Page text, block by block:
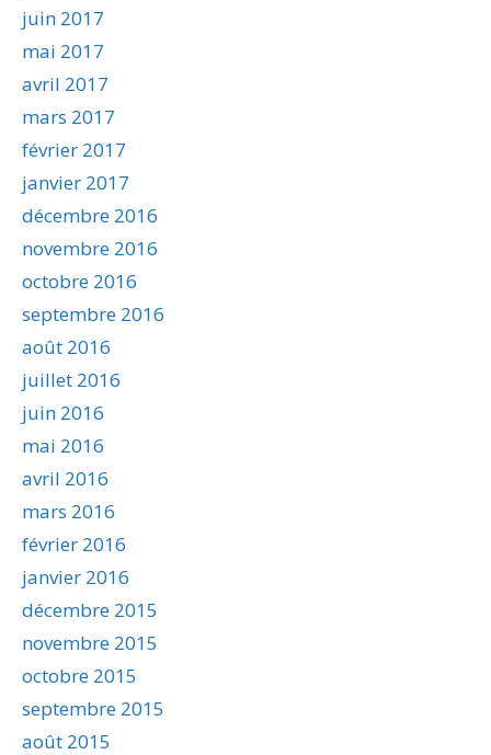
juin 2017
mai 2017
avril 2017
mars 2017
février 2017
janvier 2017
décembre 2016
novembre 2016
octobre 2016
septembre 2016
août 2016
juillet 2016
juin 2016
mai 2016
avril 2016
mars 2016
février 2016
janvier 2016
décembre 2015
novembre 2015
octobre 2015
septembre 2015
août 2015